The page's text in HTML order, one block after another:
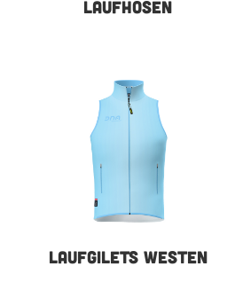
LAUFHOSEN
LAUFGILETS WESTEN